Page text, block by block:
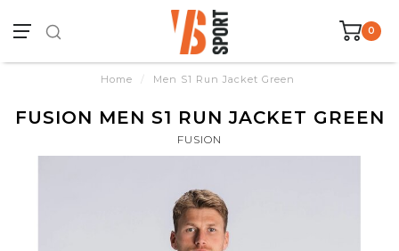
0
Home / Men S1 Run Jacket Green
FUSION MEN S1 RUN JACKET GREEN
FUSION